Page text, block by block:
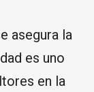
asegura la
es uno
en la